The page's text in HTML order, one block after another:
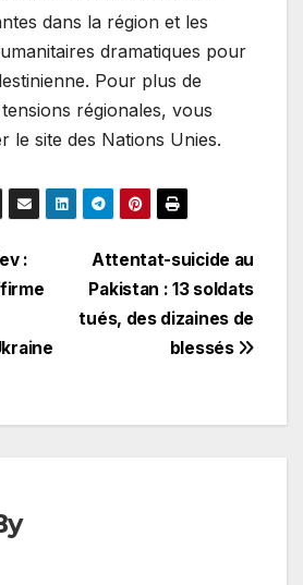
dans la région et les
dramatiques pour
Pour plus de
régionales, vous
le site des Nations Unies.
Attentat-suicide au
Pakistan : 13 soldats
tués, des dizaines de
blessés
: